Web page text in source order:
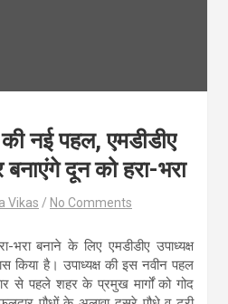
की नई पहल, एमडीडीए
दून को हरा-भरा
Vikas No Comments
बनाने के लिए एमडीडीए उपाध्यक्ष
किया है। उपाध्यक्ष की इस नवीन पहल
से पहले शहर के प्रमुख मार्गों को गोद